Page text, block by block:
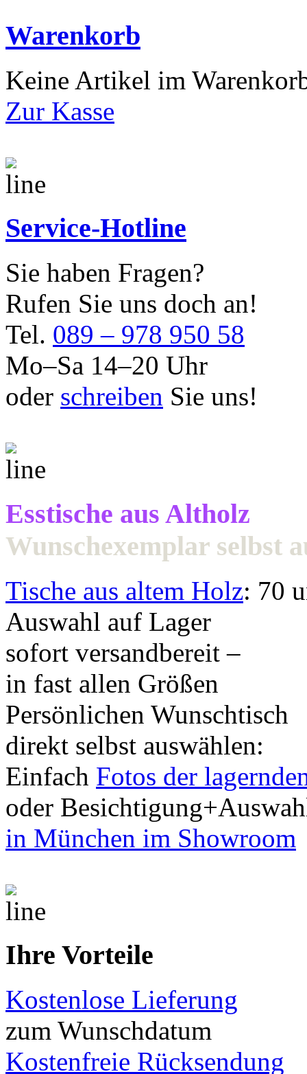
Warenkorb
Keine Artikel im
Zur Kasse
Service-Hotline
Sie haben Fragen?
Rufen Sie uns doch an!
Tel. 089 – 978 950 58
Mo–Sa 14–20 Uhr
oder schreiben Sie uns!
Esstische aus Altholz
Wunschexemplar selbst
Tische aus altem Holz: 70
Auswahl auf Lager
sofort versandbereit –
in fast allen Größen
Persönlichen Wunschtisch
direkt selbst auswählen:
Einfach Fotos der
oder
in München im Showroom
Ihre Vorteile
Kostenlose Lieferung
zum Wunschdatum
Kostenfreie Rücksendung